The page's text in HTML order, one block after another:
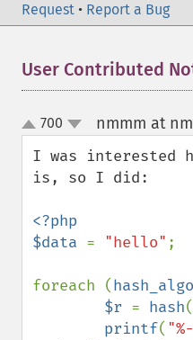
Request • Report a Bug
User Contributed
up
down
700 nmmm at
I was interested
is, so I did:
<?php
$data = "hello" ;
foreach (
$r = hash(
printf(